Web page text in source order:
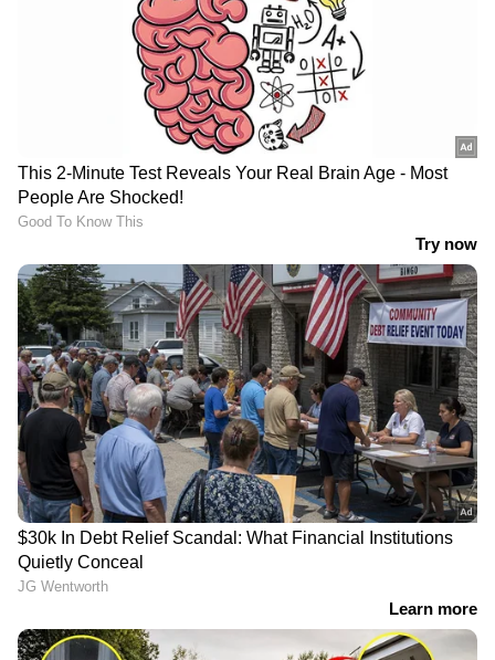
അഞ്ച്...
പാലും പാലുല്‍പ്പനങ്ങളുമാണ് അഞ്ചാമതായി
ഈ പട്ടികയില്‍ ഉള്‍പ്പെടുന്നത്. ഇവ
കഴിക്കുന്നതും ക്യാന്‍സര്‍ സാധ്യതയെ
കുറയ്ക്കാന്‍ സഹായിക്കും.
ആറ്...